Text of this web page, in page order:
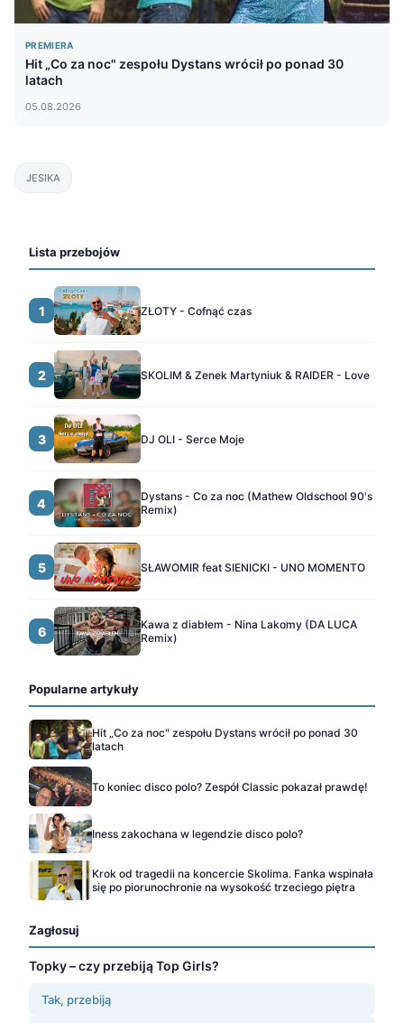
PREMIERA
Hit „Co za noc" zespołu Dystans wrócił po ponad 30
latach
05.08.2026
JESIKA
Lista przebojów
1 ZŁOTY - Cofnąć czas
2 SKOLIM & Zenek Martyniuk & RAIDER - Love
3 DJ OLI - Serce Moje
4
Dystans - Co za noc (Mathew Oldschool 90's
Remix)
5 SŁAWOMIR feat SIENICKI - UNO MOMENTO
6
Kawa z diabłem - Nina Lakomy (DA LUCA
Remix)
Popularne artykuły
Hit „Co za noc" zespołu Dystans wrócił po ponad 30
latach
To koniec disco polo? Zespół Classic pokazał prawdę!
Iness zakochana w legendzie disco polo?
Krok od tragedii na koncercie Skolima. Fanka wspinała
się po piorunochronie na wysokość trzeciego piętra
Zagłosuj
Topky – czy przebiją Top Girls?
Tak, przebiją